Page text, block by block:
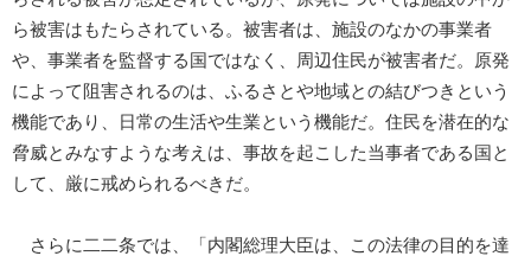
ら被害はもたらされている。被害者は、施設のなかの事業者
や、事業者を監督する国ではなく、周辺住民が被害者だ。原発
によって阻害されるのは、ふるさとや地域との結びつきという
機能であり、日常の生活や生業という機能だ。住民を潜在的な
脅威とみなすような考えは、事故を起こした当事者である国と
して、厳に戒められるべきだ。
さらに二二条では、「内閣総理大臣は、この法律の目的を達